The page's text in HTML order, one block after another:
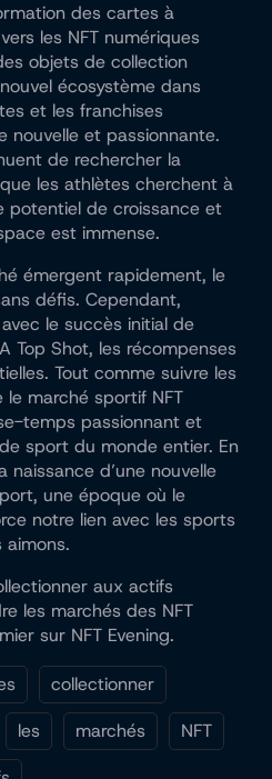
des cartes à
les NFT numériques
objets de collection
écosystème dans
et les franchises
nouvelle et passionnante.
de rechercher la
les athlètes cherchent à
potentiel de croissance et
est immense.
émergent rapidement, le
défis. Cependant,
le succès initial de
Top Shot, les récompenses
Tout comme suivre les
le marché sportif NFT
temps passionnant et
sport du monde entier. En
d’une nouvelle
une époque où le
notre lien avec les sports
aux actifs
les marchés des NFT
sur NFT Evening.
collectionner
les marchés
NFT